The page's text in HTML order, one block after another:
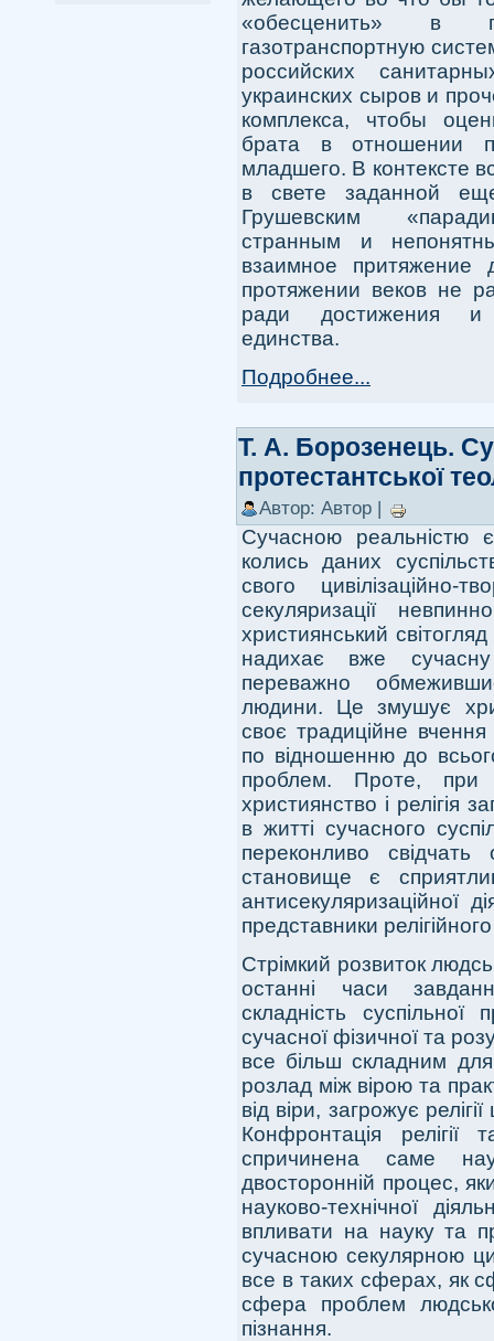
«обесценить» в
газотранспортную
российских
украинских сыров и
комплекса, чтобы
брата в отношении
младшего. В контексте
в свете заданной
Грушевским
странным и
взаимное
протяжении веков не
ради достижения и
единства.
Подробнее...
Т. А. Борозенець.
протестантської
Автор: Автор |
Сучасною реальністю
колись даних
свого цивілізаційно-
секуляризації
християнський
надихає вже сучасну
переважно
людини. Це змушує
своє традиційне вчення
по відношенню до
проблем. Проте, при
християнство і релігія
в житті сучасного
переконливо свідчать
становище є
антисекуляризаційної
представники
Стрімкий розвиток
останні часи
складність
сучасної фізичної та
все більш складним
розлад між вірою та
від віри, загрожує
Конфронтація
спричинена саме
двосторонній процес,
науково-технічної
впливати на науку та
сучасною секулярною
все в таких сферах, як
сфера проблем
пізнання.